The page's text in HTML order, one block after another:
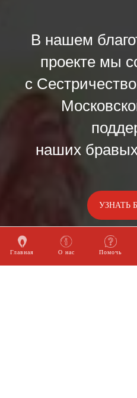
Главная О нас Помочь
В нашем
проекте мы
с
наших
УЗНАТЬ